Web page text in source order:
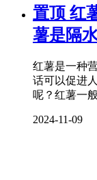
置顶 红
薯是隔
红薯是一种
话可以促进
呢？红薯一
2024-11-09